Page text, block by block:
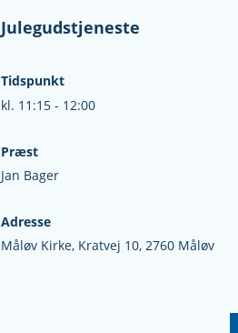
Julegudstjeneste
Tidspunkt
kl. 11:15 - 12:00
Præst
Jan Bager
Adresse
Måløv Kirke, Kratvej 10,2760 Måløv